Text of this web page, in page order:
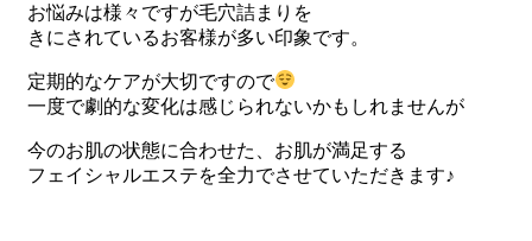
お悩みは様々ですが毛穴詰まりを
きにされているお客様が多い印象です。
定期的なケアが大切ですので
一度で劇的な変化は感じられないかもしれませんが
今のお肌の状態に合わせた、お肌が満足する
フェイシャルエステを全力でさせていただきます♪